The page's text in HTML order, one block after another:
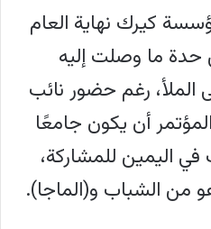
كيرك نهاية العام
يعبِّر عن حدة ما وصلت إليه
الملأ، رغم حضور نائب
أن يكون جامعًا
اليمين للمشاركة،
من الشباب و(الماجا).